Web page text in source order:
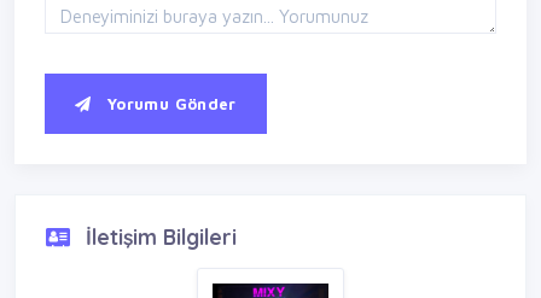
Yorumu Gönder
İletişim Bilgileri